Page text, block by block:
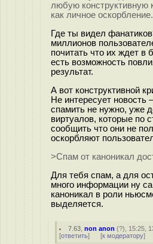
любую конструктивную
как личное оскорбление.
Где ты видел
миллионов
почитать что их ждет в
есть возможность
результат.
А вот конструктивной
Не интересует новость
спамить не нужно, уже
виртуалов, которые по
сообщить что они не
оскорбляют
>Спам от каноникал
Для тебя спам, а для
много информации ну
каноникал в роли
выделяется.
7.63 ,non anon (?), 15:25,
[ответить] [к модератору]